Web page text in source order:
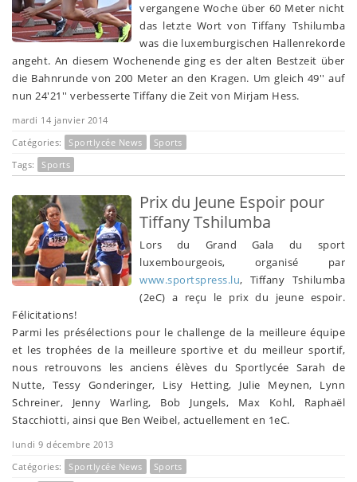
vergangene Woche über 60 Meter nicht
das letzte Wort von Tiffany Tshilumba
was die luxemburgischen Hallenrekorde
angeht. An diesem Wochenende ging es der alten Bestzeit über
die Bahnrunde von 200 Meter an den Kragen. Um gleich 49'' auf
nun 24'21'' verbesserte Tiffany die Zeit von Mirjam Hess.
mardi 14 janvier 2014
Catégories:
Sportlycée News
Sports
Tags:
Sports
Prix du Jeune Espoir pour
Tiffany Tshilumba
Lors du Grand Gala du sport
luxembourgeois, organisé par
www.sportspress.lu, Tiffany Tshilumba
(2eC) a reçu le prix du jeune espoir.
Félicitations!
Parmi les présélections pour le challenge de la meilleure équipe
et les trophées de la meilleure sportive et du meilleur sportif,
nous retrouvons les anciens élèves du Sportlycée Sarah de
Nutte, Tessy Gonderinger, Lisy Hetting, Julie Meynen, Lynn
Schreiner, Jenny Warling, Bob Jungels, Max Kohl, Raphaël
Stacchiotti, ainsi que Ben Weibel, actuellement en 1eC.
lundi 9 décembre 2013
Catégories:
Sportlycée News
Sports